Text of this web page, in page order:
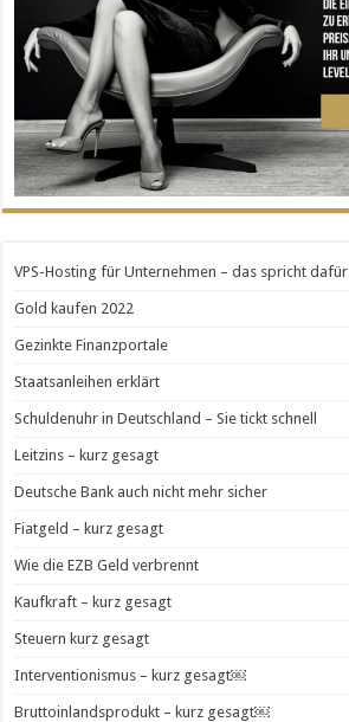
VPS-Hosting für Unternehmen – das spricht dafür
Gold kaufen 2022
Gezinkte Finanzportale
Staatsanleihen erklärt
Schuldenuhr in Deutschland – Sie tickt schnell
Leitzins – kurz gesagt
Deutsche Bank auch nicht mehr sicher
Fiatgeld – kurz gesagt
Wie die EZB Geld verbrennt
Kaufkraft – kurz gesagt
Steuern kurz gesagt
Interventionismus – kurz gesagt￼
Bruttoinlandsprodukt – kurz gesagt￼